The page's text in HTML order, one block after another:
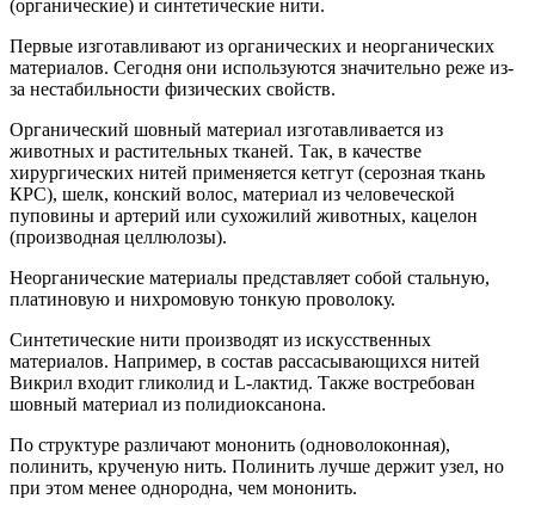
(органические) и синтетические нити.
Первые изготавливают из органических и неорганических
материалов. Сегодня они используются значительно реже из-
за нестабильности физических свойств.
Органический шовный материал изготавливается из
животных и растительных тканей. Так, в качестве
хирургических нитей применяется кетгут (серозная ткань
КРС), шелк, конский волос, материал из человеческой
пуповины и артерий или сухожилий животных, кацелон
(производная целлюлозы).
Неорганические материалы представляет собой стальную,
платиновую и нихромовую тонкую проволоку.
Синтетические нити производят из искусственных
материалов. Например, в состав рассасывающихся нитей
Викрил входит гликолид и L-лактид. Также востребован
шовный материал из полидиоксанона.
По структуре различают мононить (одноволоконная),
полинить, крученую нить. Полинить лучше держит узел, но
при этом менее однородна, чем мононить.